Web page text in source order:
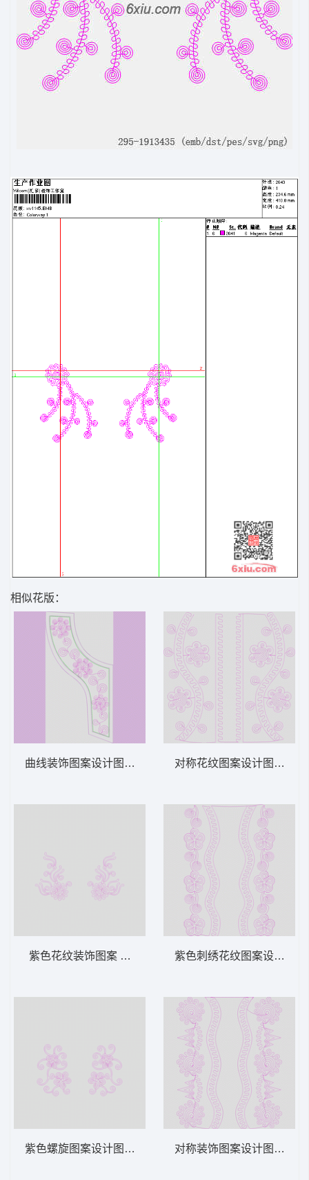
相似花版：
曲线装饰图案设计图 绳绣 盘带 链目绣 特种
紫色花纹装饰图案 绳绣 盘带 链目绣 特种绣
紫色螺旋图案设计图 绳绣 盘带 链目绣 特种
对称花纹图案设计图 绳绣
紫色刺绣花纹图案设计图
对称装饰图案设计图 绳绣